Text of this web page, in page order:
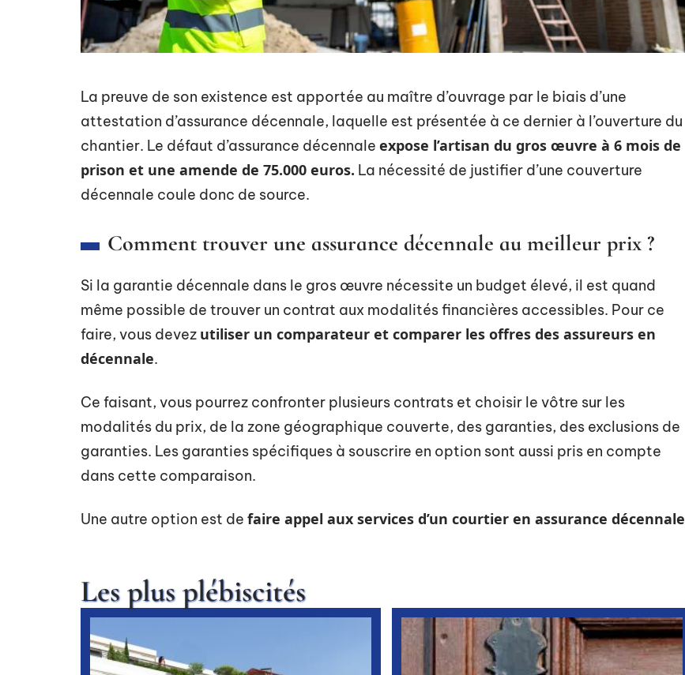
La preuve de son existence est apportée au maître d’ouvrage par le biais d’une
attestation d’assurance décennale, laquelle est présentée à ce dernier à l’ouverture du
chantier. Le défaut d’assurance décennale expose l’artisan du gros œuvre à 6 mois de
prison et une amende de 75.000 euros. La nécessité de justifier d’une couverture
décennale coule donc de source.
Comment trouver une assurance décennale au meilleur prix ?
Si la garantie décennale dans le gros œuvre nécessite un budget élevé, il est quand
même possible de trouver un contrat aux modalités financières accessibles. Pour ce
faire, vous devez utiliser un comparateur et comparer les offres des assureurs en
décennale.
Ce faisant, vous pourrez confronter plusieurs contrats et choisir le vôtre sur les
modalités du prix, de la zone géographique couverte, des garanties, des exclusions de
garanties. Les garanties spécifiques à souscrire en option sont aussi pris en compte
dans cette comparaison.
Une autre option est de faire appel aux services d’un courtier en assurance décennale
Les plus plébiscités